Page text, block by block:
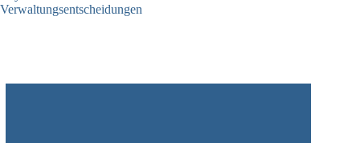
Verwaltungsentscheidungen